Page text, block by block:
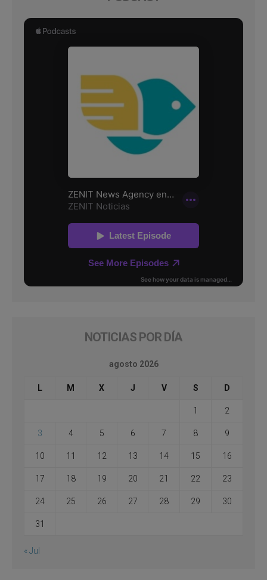
NOTICIAS POR DÍA
agosto 2026
L M X J V S D
1 2
3 4 5 6 7 8 9
10 11 12 13 14 15 16
17 18 19 20 21 22 23
24 25 26 27 28 29 30
31
« Jul